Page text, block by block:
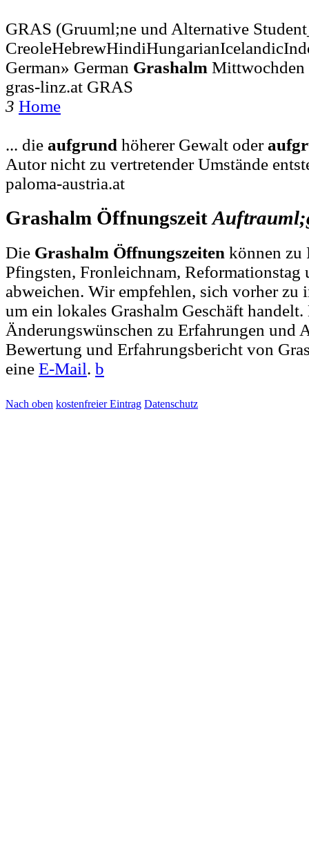
GRAS (Gruuml;ne und Alternative
German» German Grashalm Mittwochden
gras-linz.at GRAS
3 Home
... die aufgrund höherer Gewalt oder
Autor nicht zu vertretender Umstände
paloma-austria.at
Grashalm Öffnungszeit
Die Grashalm Öffnungszeiten können zu
Pfingsten, Fronleichnam,
abweichen. Wir empfehlen, sich vorher zu
um ein lokales Grashalm Geschäft handelt.
Änderungswünschen zu Erfahrungen und
Bewertung und Erfahrungsbericht von
eine E-Mail. b
Nach oben kostenfreier Eintrag Datenschutz